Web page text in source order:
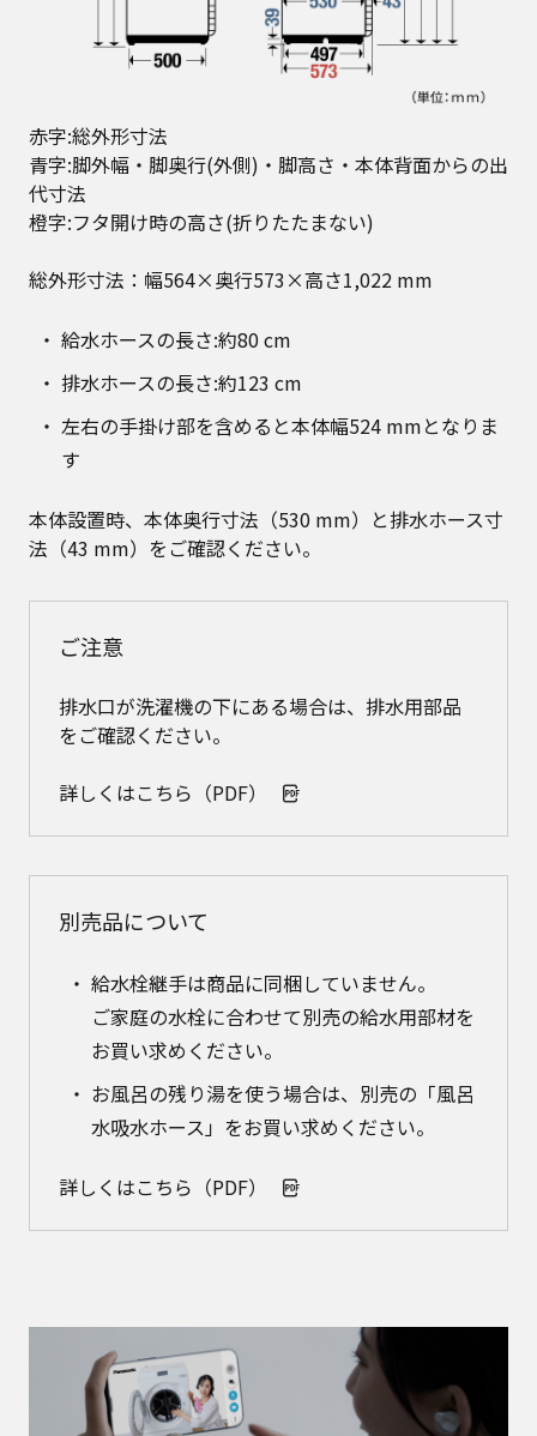
赤字:総外形寸法
青字:脚外幅・脚奥行(外側)・脚高さ・本体背面からの出
代寸法
橙字:フタ開け時の高さ(折りたたまない)
総外形寸法：幅564×奥行573×高さ1,022 mm
給水ホースの長さ:約80 cm
排水ホースの長さ:約123 cm
左右の手掛け部を含めると本体幅524 mmとなりま
す
本体設置時、本体奥行寸法（530 mm）と排水ホース寸
法（43 mm）をご確認ください。
ご注意
排水口が洗濯機の下にある場合は、排水用部品
をご確認ください。
詳しくはこちら（PDF）
別売品について
給水栓継手は商品に同梱していません。
ご家庭の水栓に合わせて別売の給水用部材を
お買い求めください。
お風呂の残り湯を使う場合は、別売の「風呂
水吸水ホース」をお買い求めください。
詳しくはこちら（PDF）